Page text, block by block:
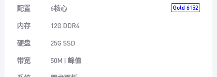
配置 6核心 Gold 6152
内存
12G DDR4
硬盘
25G SSD
带宽
50M | 峰值